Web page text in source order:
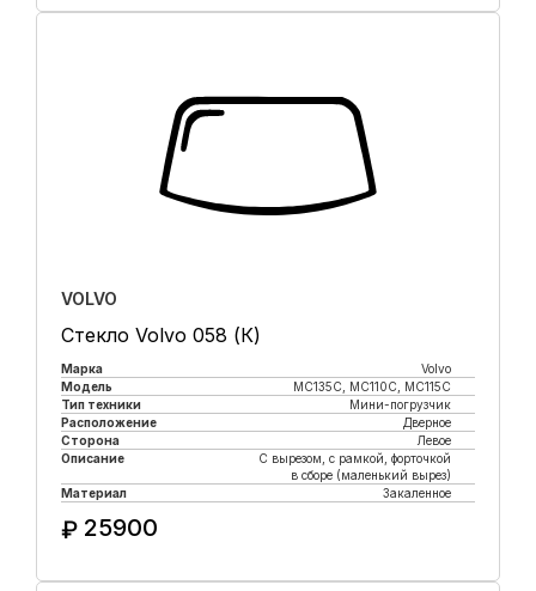
VOLVO
Стекло Volvo 058 (К)
Марка
Volvo
Модель
MC135C, MC110C, MC115C
Тип техники
Мини-погрузчик
Расположение
Дверное
Сторона
Левое
Описание
С вырезом, с рамкой, форточкой
в сборе (маленький вырез)
Материал
Закаленное
₽ 25900